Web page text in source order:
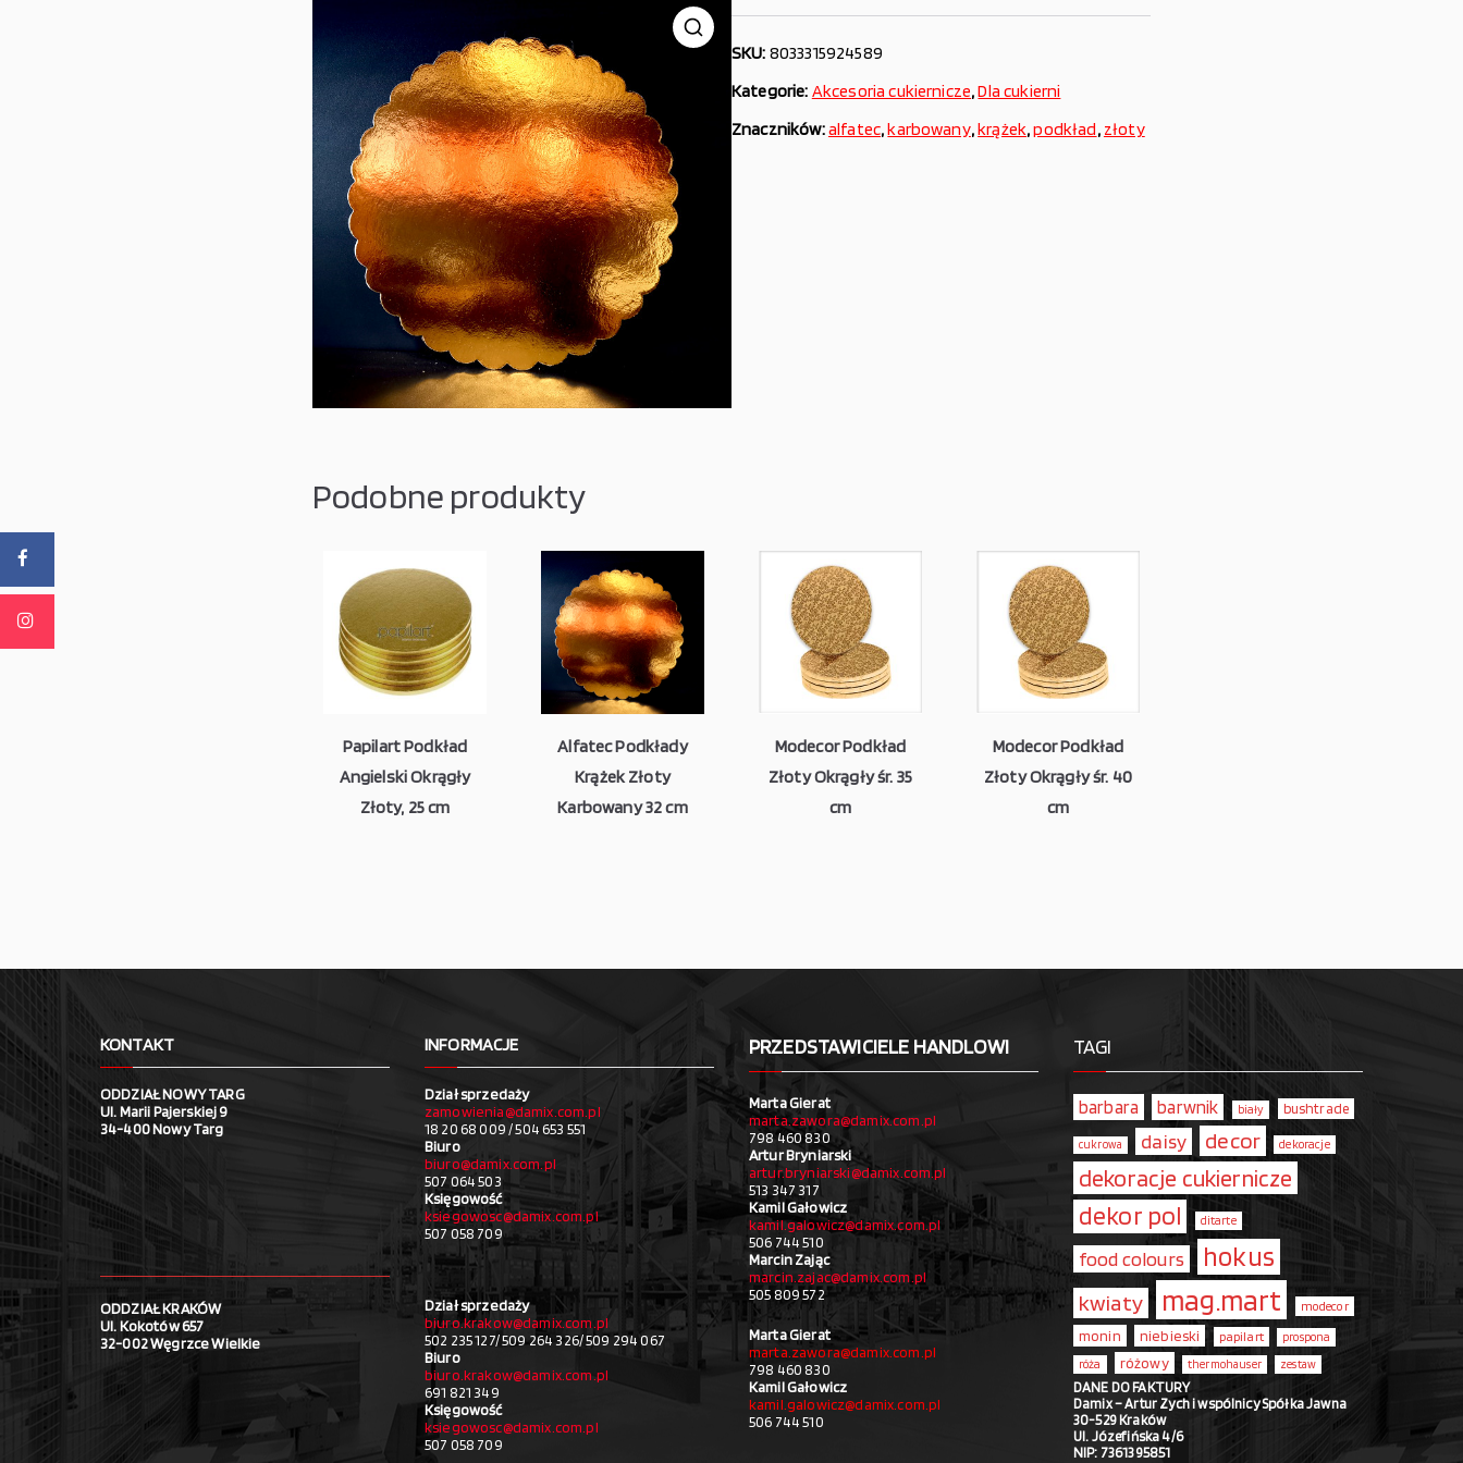
SKU: 8033315924589
Kategorie: Akcesoria cukiernicze,Dla cukierni
Znaczników:alfatec,karbowany,krążek,podkład, złoty
Podobne produkty
Papilart Podkład
Angielski Okrągły
Złoty, 25 cm
Alfatec Podkłady
Krążek Złoty
Karbowany 32 cm
Modecor Podkład
Złoty Okrągły śr. 35
cm
Modecor Podkład
Złoty Okrągły śr. 40
cm
KONTAKT
ODDZIAŁ NOWY TARG
Ul. Marii Pajerskiej 9
34-400 Nowy Targ
ODDZIAŁ KRAKÓW
Ul. Kokotów 657
32-002 Węgrzce Wielkie
INFORMACJE
Dział sprzedaży
zamowienia@damix.com.pl
18 20 68 009 / 504 653 551
Biuro
biuro@damix.com.pl
507 064 503
Księgowość
ksiegowosc@damix.com.pl
507 058 709
Dział sprzedaży
biuro.krakow@damix.com.pl
502 235 127/ 509 264 326/ 509 294 067
Biuro
biuro.krakow@damix.com.pl
691 821 349
Księgowość
ksiegowosc@damix.com.pl
507 058 709
PRZEDSTAWICIELE HANDLOWI
Marta Gierat
marta.zawora@damix.com.pl
798 460 830
Artur Bryniarski
artur.bryniarski@damix.com.pl
513 347 317
Kamil Gałowicz
kamil.galowicz@damix.com.pl
506 744 510
Marcin Zając
marcin.zajac@damix.com.pl
505 809 572
Marta Gierat
marta.zawora@damix.com.pl
798 460 830
Kamil Gałowicz
kamil.galowicz@damix.com.pl
506 744 510
TAGI
barbara barwnik biały bushtrade
cukrowa daisy decor dekoracje
dekoracje cukiernicze
dekor pol ditarte
food colours hokus
kwiaty mag.mart modecor
monin niebieski papilart
prospona
róża
różowy thermohauser zestaw
DANE DO FAKTURY
Damix – Artur Zych i wspólnicy Spółka Jawna
30-529 Kraków
Ul. Józefińska 4/6
NIP: 7361395851